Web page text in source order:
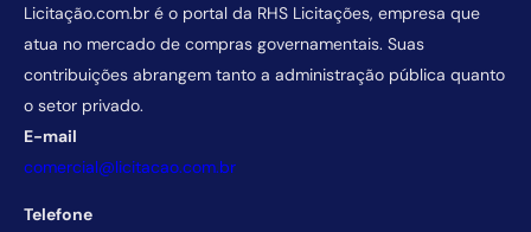
Licitação.com.br é o portal da RHS Licitações, empresa que
atua no mercado de compras governamentais. Suas
contribuições abrangem tanto a administração pública quanto
o setor privado.
E-mail
comercial@licitacao.com.br
Telefone